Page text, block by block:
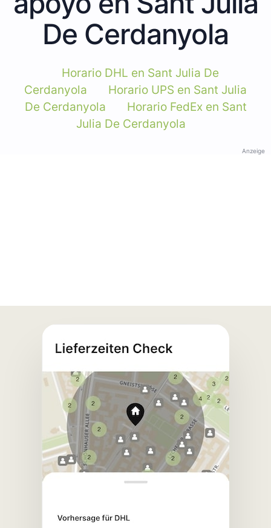
De Cerdanyola
Horario DHL en Sant Julia De
Cerdanyola
Horario UPS en Sant Julia
De Cerdanyola
Horario FedEx en Sant
Julia De Cerdanyola
Anzeige